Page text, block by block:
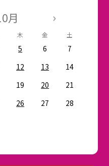
月
木 金 土
5 6
7
12 13
14
19 20
21
26 27
28